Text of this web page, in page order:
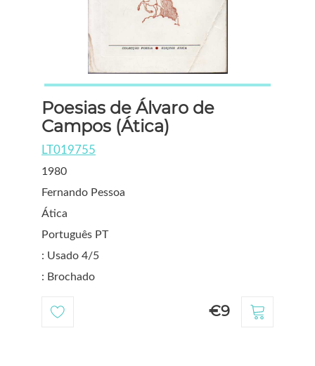
Poesias de Álvaro de
Campos (Ática)
LT019755
1980
Fernando Pessoa
Ática
Português PT
: Usado 4/5
: Brochado
€9